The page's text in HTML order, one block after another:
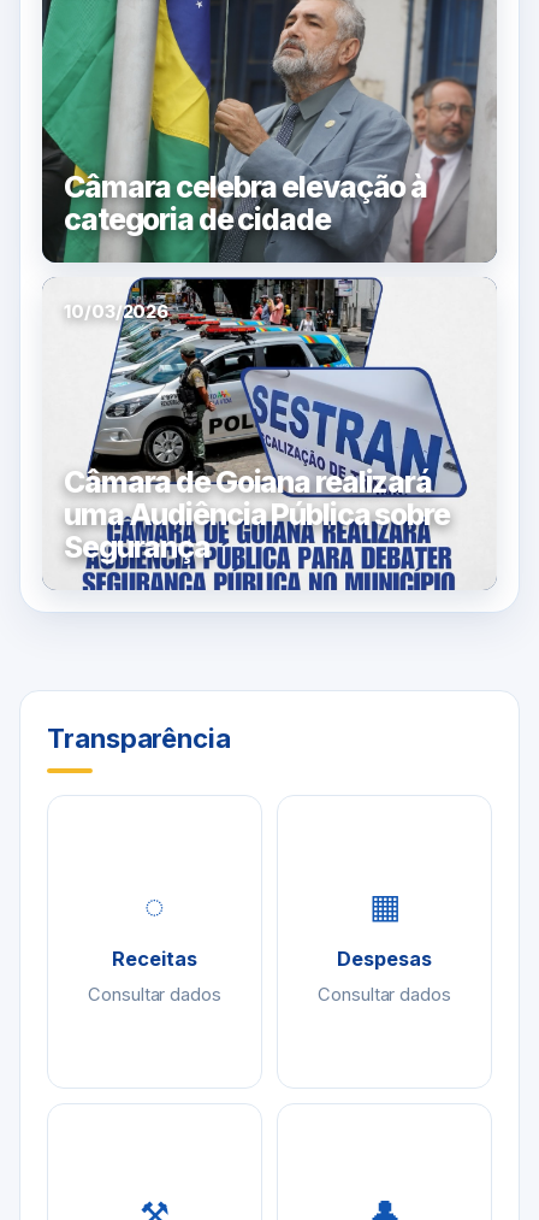
Câmara celebra elevação à
categoria de cidade
10/03/2026
Câmara de Goiana realizará
uma Audiência Pública sobre
Segurança
Transparência
◌
Receitas
Consultar dados
▦
Despesas
Consultar dados